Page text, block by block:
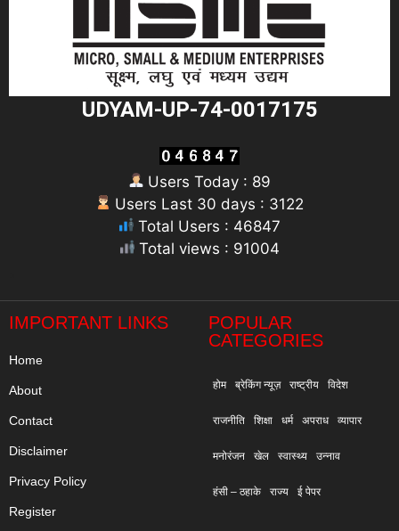
UDYAM-UP-74-0017175
Users Today : 89
Users Last 30 days : 3122
Total Users : 46847
Total views : 91004
IMPORTANT LINKS
Home
About
Contact
Disclaimer
Privacy Policy
Register
POPULAR
CATEGORIES
होम ब्रेकिंग न्यूज़ राष्ट्रीय विदेश
राजनीति शिक्षा धर्म अपराध व्यापार
मनोरंजन खेल स्वास्थ्य उन्नाव
हंसी – ठहाके राज्य ई पेपर